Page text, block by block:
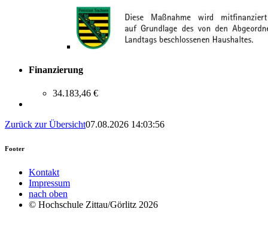
Finanzierung
34.183,46 €
Zurück zur Übersicht07.08.2026 14:03:56
Footer
Kontakt
Impressum
nach oben
© Hochschule Zittau/Görlitz 2026